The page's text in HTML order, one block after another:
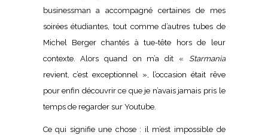
businessman a accompagné certaines de mes
soirées étudiantes, tout comme d’autres tubes de
Michel Berger chantés à tue-tête hors de leur
contexte. Alors quand on m’a dit « Starmania
revient, c’est exceptionnel », l’occasion était rêve
pour enfin découvrir ce que je n’avais jamais pris le
temps de regarder sur Youtube.
Ce qui signifie une chose : il m’est impossible de